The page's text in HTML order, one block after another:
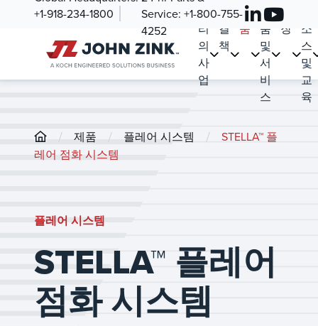
+1-918-234-1800
Service: +1-800-755-
4252
우
리
의
사
업
해
결
책
제
품
부
품
및
서
비
스
시
장
소
스
및
교
육
/ 제품 / 플레어 시스템 /
STELLA™ 플
레어 점화 시스템
플레어 시스템
STELLA™ 플레어
점화 시스템